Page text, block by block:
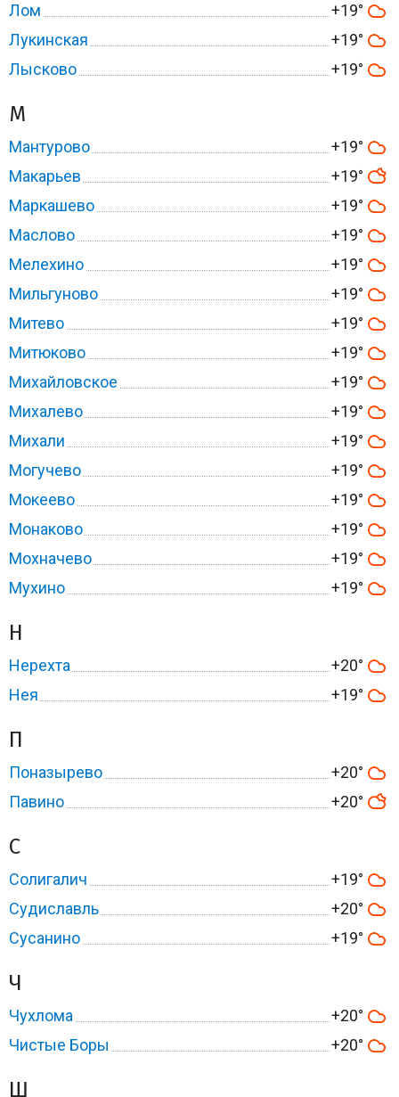
Лом
+19°
Лукинская
+19°
Лысково
+19°
М
Мантурово
+19°
Макарьев
+19°
Маркашево
+19°
Маслово
+19°
Мелехино
+19°
Мильгуново
+19°
Митево
+19°
Митюково
+19°
Михайловское
+19°
Михалево
+19°
Михали
+19°
Могучево
+19°
Мокеево
+19°
Монаково
+19°
Мохначево
+19°
Мухино
+19°
Н
Нерехта
+20°
Нея
+19°
П
Поназырево
+20°
Павино
+20°
С
Солигалич
+19°
Судиславль
+20°
Сусанино
+19°
Ч
Чухлома
+20°
Чистые Боры
+20°
Ш